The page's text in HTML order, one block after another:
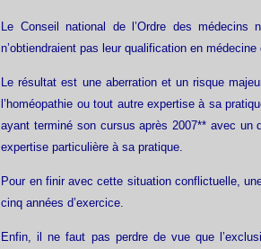
Le Conseil national de l’Ordre des médecins
n’obtiendraient pas leur qualification en
Le résultat est une aberration et un risque
l’homéopathie ou tout autre expertise à sa
ayant terminé son cursus après 2007** avec un
expertise particulière à sa pratique.
Pour en finir avec cette situation conflictuelle,
cinq années d’exercice.
Enfin, il ne faut pas perdre de vue que